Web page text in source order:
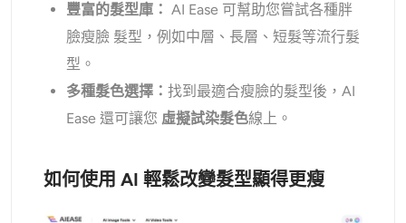
豐富的髮型庫：AI Ease 可幫助您嘗試各種胖
臉瘦臉 髮型，例如中層、長層、短髮等流行髮
型。
多種髮色選擇：找到最適合瘦臉的髮型後，AI
Ease 還可讓您 虛擬試染髮色線上。
如何使用 AI 輕鬆改變髮型顯得更瘦